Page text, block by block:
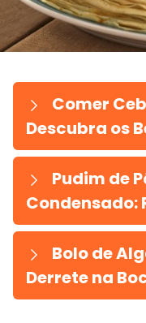
Comer
Descubra os
Pudim de
Condensado:
Bolo de
Derrete na